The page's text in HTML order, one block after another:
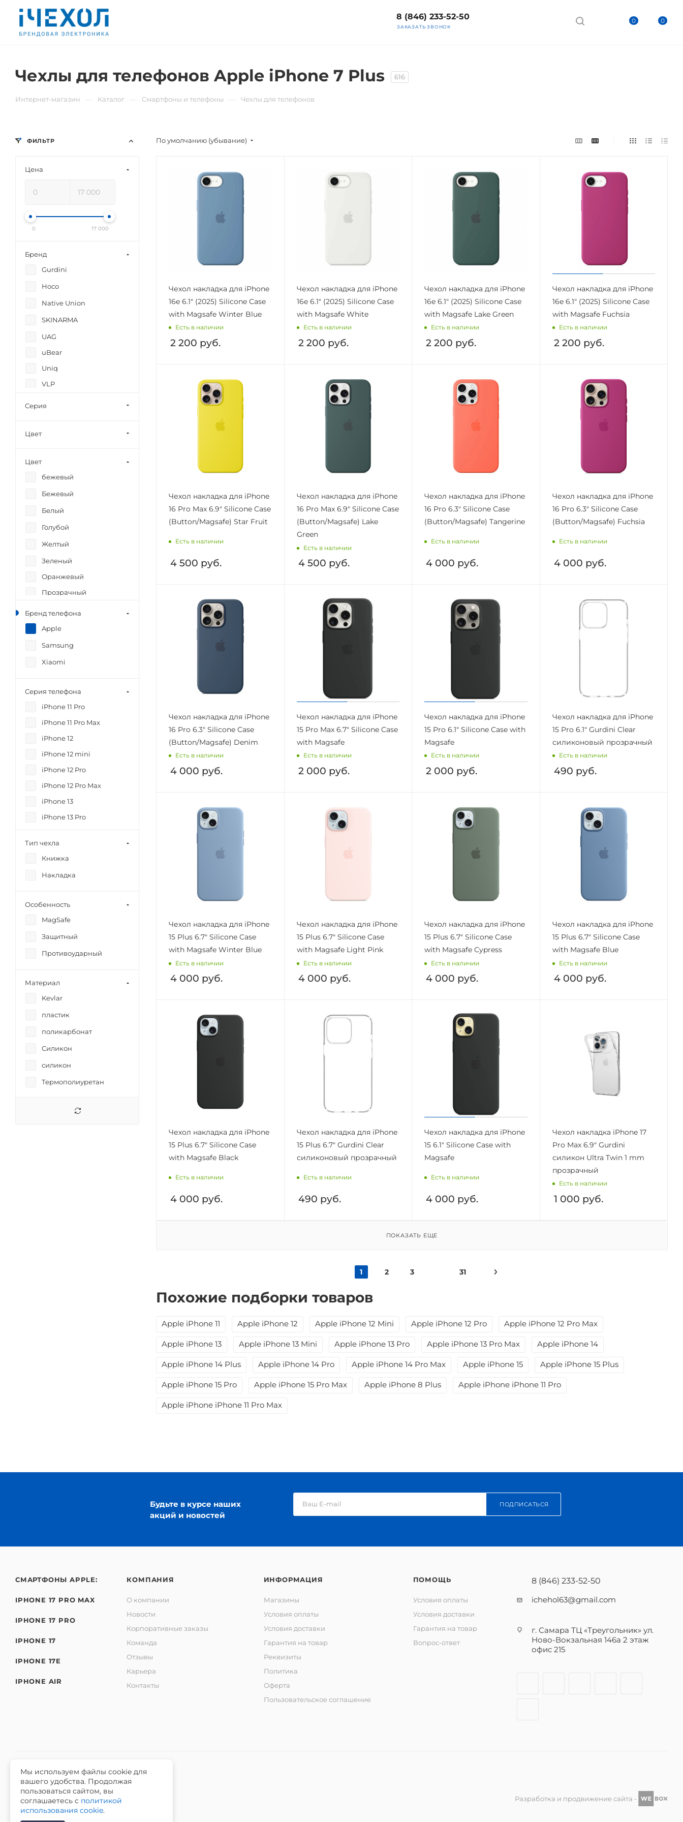
0 0
8 (846) 233-52-50
ЗАКАЗАТЬ ЗВОНОК
Чехлы для телефонов Apple iPhone 7 Plus 616
Интернет-магазин Каталог Смартфоны и телефоны Чехлы для телефонов
По умолчанию (убывание)
Чехол накладка для iPhone
16e 6.1" (2025) Silicone Case
with Magsafe Winter Blue
Есть в наличии
2 200 руб.
Чехол накладка для iPhone
16e 6.1" (2025) Silicone Case
with Magsafe White
Есть в наличии
2 200 руб.
Чехол накладка для iPhone
16e 6.1" (2025) Silicone Case
with Magsafe Lake Green
Есть в наличии
2 200 руб.
Чехол накладка для iPhone
16e 6.1" (2025) Silicone Case
with Magsafe Fuchsia
Есть в наличии
2 200 руб.
Чехол накладка для iPhone
16 Pro Max 6.9" Silicone Case
(Button/Magsafe) Star Fruit
Есть в наличии
4 500 руб.
Чехол накладка для iPhone
16 Pro Max 6.9" Silicone Case
(Button/Magsafe) Lake
Green
Есть в наличии
4 500 руб.
Чехол накладка для iPhone
16 Pro 6.3" Silicone Case
(Button/Magsafe) Tangerine
Есть в наличии
4 000 руб.
Чехол накладка для iPhone
16 Pro 6.3" Silicone Case
(Button/Magsafe) Fuchsia
Есть в наличии
4 000 руб.
Чехол накладка для iPhone
16 Pro 6.3" Silicone Case
(Button/Magsafe) Denim
Есть в наличии
4 000 руб.
Чехол накладка для iPhone
15 Pro Max 6.7" Silicone Case
with Magsafe
Есть в наличии
2 000 руб.
Чехол накладка для iPhone
15 Pro 6.1" Silicone Case with
Magsafe
Есть в наличии
2 000 руб.
Чехол накладка для iPhone
15 Pro 6.1" Gurdini Clear
силиконовый прозрачный
Есть в наличии
490 руб.
Чехол накладка для iPhone
15 Plus 6.7" Silicone Case
with Magsafe Winter Blue
Есть в наличии
4 000 руб.
Чехол накладка для iPhone
15 Plus 6.7" Silicone Case
with Magsafe Light Pink
Есть в наличии
4 000 руб.
Чехол накладка для iPhone
15 Plus 6.7" Silicone Case
with Magsafe Cypress
Есть в наличии
4 000 руб.
Чехол накладка для iPhone
15 Plus 6.7" Silicone Case
with Magsafe Blue
Есть в наличии
4 000 руб.
Чехол накладка для iPhone
15 Plus 6.7" Silicone Case
with Magsafe Black
Есть в наличии
4 000 руб.
Чехол накладка для iPhone
15 Plus 6.7" Gurdini Clear
силиконовый прозрачный
Есть в наличии
490 руб.
Чехол накладка для iPhone
15 6.1" Silicone Case with
Magsafe
Есть в наличии
4 000 руб.
Чехол накладка iPhone 17
Pro Max 6.9" Gurdini
силикон Ultra Twin 1 mm
прозрачный
Есть в наличии
1 000 руб.
ПОКАЗАТЬ ЕЩЕ
1 2 3 31
Похожие подборки товаров
Apple iPhone 11 Apple iPhone 12 Apple iPhone 12 Mini Apple iPhone 12 Pro Apple iPhone 12 Pro Max
Apple iPhone 13 Apple iPhone 13 Mini Apple iPhone 13 Pro Apple iPhone 13 Pro Max Apple iPhone 14
Apple iPhone 14 Plus Apple iPhone 14 Pro Apple iPhone 14 Pro Max Apple iPhone 15 Apple iPhone 15 Plus
Apple iPhone 15 Pro Apple iPhone 15 Pro Max Apple iPhone 8 Plus Apple iPhone iPhone 11 Pro
Apple iPhone iPhone 11 Pro Max
ФИЛЬТР
Цена
0 17 000
Бренд
Gurdini
Hoco
Native Union
SKINARMA
UAG
uBear
Uniq
VLP
Серия
Цвет
Цвет
бежевый
Бежевый
Белый
Голубой
Желтый
Зеленый
Оранжевый
Прозрачный
Бренд телефона
Apple
Samsung
Xiaomi
Серия телефона
iPhone 11 Pro
iPhone 11 Pro Max
iPhone 12
iPhone 12 mini
iPhone 12 Pro
iPhone 12 Pro Max
iPhone 13
iPhone 13 Pro
iPhone 14 Pro
iPhone 15 Pro Max
iPhone 16 Pro Max
iPhone 16e
iPhone 17
iPhone 17 Air
iPhone 17 Pro Max
Тип чехла
Книжка
Накладка
Особенность
MagSafe
Защитный
Противоударный
Материал
Kevlar
пластик
поликарбонат
Силикон
силикон
Термополиуретан
Будьте в курсе наших
акций и новостей
ПОДПИСАТЬСЯ
СМАРТФОНЫ APPLE:
IPHONE 17 PRO MAX
IPHONE 17 PRO
IPHONE 17
IPHONE 17E
IPHONE AIR
КОМПАНИЯ
О компании
Новости
Корпоративные заказы
Команда
Отзывы
Карьера
Контакты
ИНФОРМАЦИЯ
Магазины
Условия оплаты
Условия доставки
Гарантия на товар
Реквизиты
Политика
Оферта
Пользовательское соглашение
ПОМОЩЬ
Условия оплаты
Условия доставки
Гарантия на товар
Вопрос-ответ
8 (846) 233-52-50
ichehol63@gmail.com
г. Самара ТЦ «Треугольник» ул.
Ново-Вокзальная 146а 2 этаж
офис 215
2026 © Интернет-магазин iЧехол.
ИНН 631911014100 ОГРНИП 315631300089311
Разработка и продвижение сайта -
Мы используем файлы cookie для
вашего удобства. Продолжая
пользоваться сайтом, вы
соглашаетесь с политикой
использования cookie.